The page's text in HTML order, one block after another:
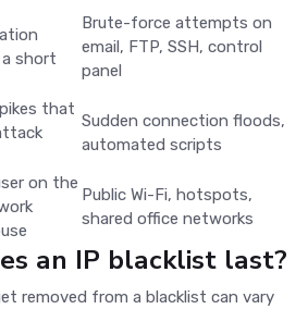
short
Brute-force attempts on
email, FTP, SSH, control
panel
that
Sudden connection floods,
automated scripts
on the
Public Wi-Fi, hotspots,
shared office networks
an IP blacklist last?
removed from a blacklist can vary